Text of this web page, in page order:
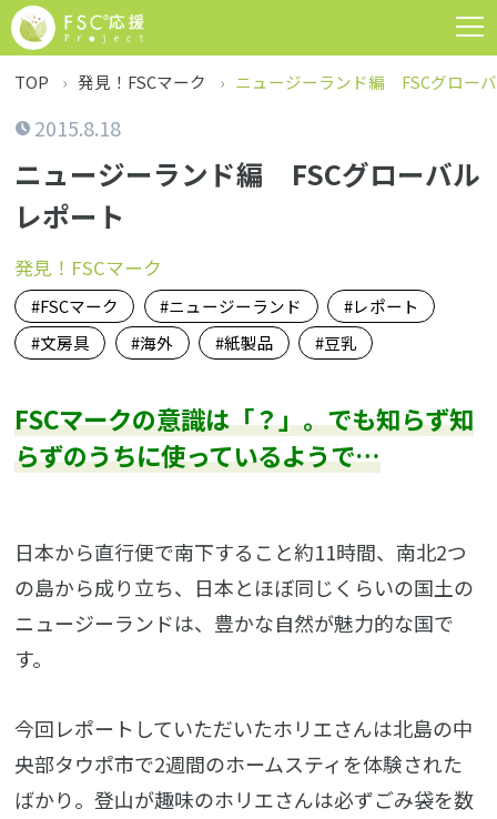
TOP 発見！FSCマーク ニュージーランド編 FSCグロー
2015.8.18
ニュージーランド編 FSCグローバル
レポート
発見！FSCマーク
FSCマーク ニュージーランド
レポート
文房具
海外 紙製品 豆乳
FSCマークの意識は「？」。でも知らず知
らずのうちに使っているようで…
日本から直行便で南下すること約11時間、南北2つ
の島から成り立ち、日本とほぼ同じくらいの国土の
ニュージーランドは、豊かな自然が魅力的な国で
す。
今回レポートしていただいたホリエさんは北島の中
央部タウポ市で2週間のホームスティを体験された
ばかり。登山が趣味のホリエさんは必ずごみ袋を数